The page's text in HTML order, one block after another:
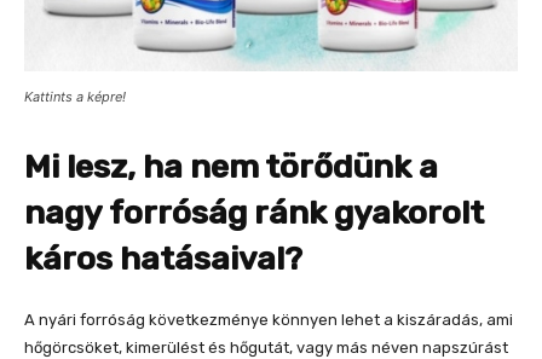
Kattints a képre!
Mi lesz, ha nem törődünk a
nagy forróság ránk gyakorolt
káros hatásaival?
A nyári forróság következménye könnyen lehet a kiszáradás, ami
hőgörcsöket, kimerülést és hőgutát, vagy más néven napszúrást